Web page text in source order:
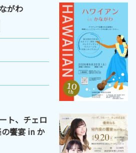
がわ
ト、チェロ
饗宴 in か